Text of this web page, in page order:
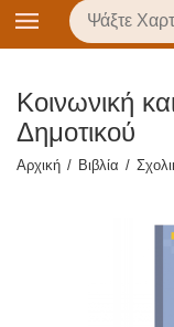
Κοινωνική
Δημοτικού
Αρχική / Βιβλία /